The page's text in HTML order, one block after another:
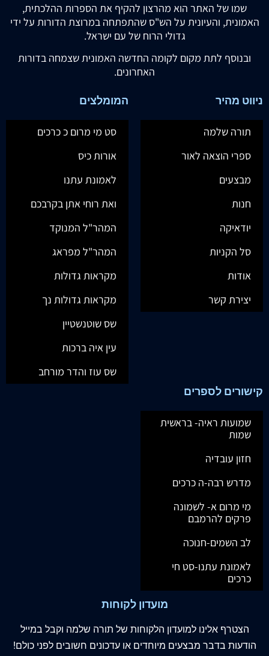
שמו של האתר הוא מהרצון להקיף את הספרות ההלכתית,
האמונית, והעיונית על הש"ס שהתפתחה במרוצת הדורות על ידי
גדולי הרוח של עם ישראל.
ובנוסף לתת מקום לקומה החדשה האמונית שצמחה בדורות
האחרונים.
ניווט מהיר
תורה שלמה
ספרי הוצאה לאור
מבצעים
חנות
יודאיקה
סל הקניות
אודות
יצירת קשר
המומלצים
סט מי מרום כ כרכים
אורות כיס
לאמונת עתנו
ואת רוחי אתן בקרבכם
המהר"ל המנוקד
המהר"ל מפראג
מקראות גדולות
מקראות גדולות נך
שס שוטנשטיין
עין איה ברכות
שס עוז והדר מורחב
קישורים לספרים
שמועות ראיה- בראשית
שמות
חזון עובדיה
מדרש רבה-ה כרכים
מי מרום א- לשמונה
פרקים להרמבם
לב השמים-חנוכה
לאמונת עתנו-סט חי
כרכים
מועדון לקוחות
הצטרף אלינו למועדון הלקוחות של תורה שלמה וקבל במייל
הודעות בדבר מבצעים מיוחדים או עדכונים חשובים לפני כולם!